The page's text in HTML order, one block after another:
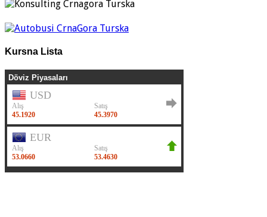
Kursna Lista